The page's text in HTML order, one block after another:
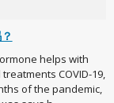
helps with
COVID-19,
of the pandemic,